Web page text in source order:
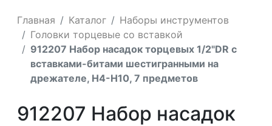
Главная Каталог
Наборы инструментов
Головки торцевые со вставкой
912207 Набор насадок торцевых 1/2"DR с
вставками-битами шестигранными на
дрежателе, H4-H10, 7 предметов
912207 Набор насадок